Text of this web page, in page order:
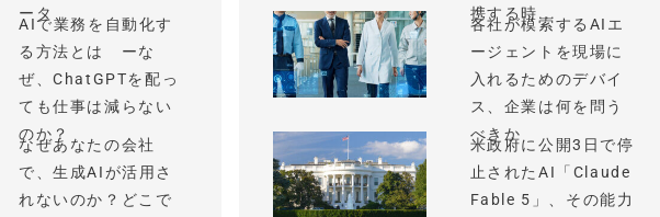
ータ
AIで業務を自動化す
る方法とは ーな
ぜ、ChatGPTを配っ
ても仕事は減らない
のか？
なぜあなたの会社
で、生成AIが活用さ
れないのか？どこで
携する時...
各社が模索するAIエ
ージェントを現場に
入れるためのデバイ
ス、企業は何を問う
べきか
米政府に公開3日で停
止されたAI「Claude
Fable 5」、その能力